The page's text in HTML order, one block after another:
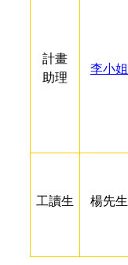
計畫
助理
李小姐
工讀生 楊先生